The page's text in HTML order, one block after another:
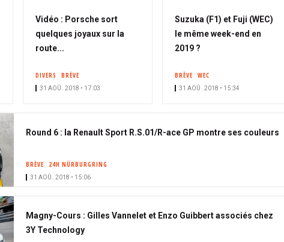
Vidéo : Porsche sort
quelques joyaux sur la
route...
DIVERS BRÈVE
31 AOÛ. 2018 • 17:03
Suzuka (F1) et Fuji (WEC)
le même week-end en
2019 ?
BRÈVE WEC
31 AOÛ. 2018 • 15:34
Round 6 : la Renault Sport R.S.01/R-ace GP montre ses couleurs
BRÈVE 24H NÜRBURGRING
31 AOÛ. 2018 • 15:06
Magny-Cours : Gilles Vannelet et Enzo Guibbert associés chez
3Y Technology